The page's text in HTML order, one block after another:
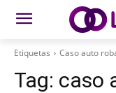
Etiquetas Caso auto
Tag: caso